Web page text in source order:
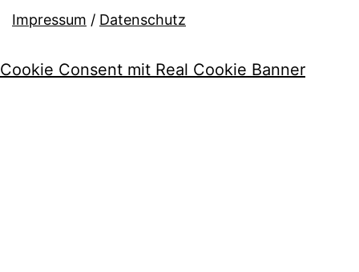
Impressum / Datenschutz
Cookie Consent mit Real Cookie Banner